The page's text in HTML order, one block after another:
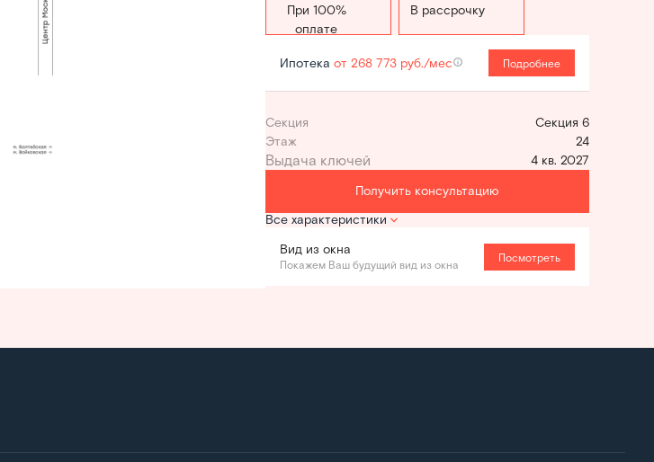
Стандартная В рассрочку
Ипотека от 268 773 руб./мес Подробнее
Секция
Секция 6
Этаж
24
4 кв. 2027
Получить консультацию
Все характеристики
Вид из окна
Покажем Ваш будущий вид из окна
Посмотреть